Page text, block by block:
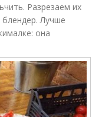
Разрезаем их
Лучше
она